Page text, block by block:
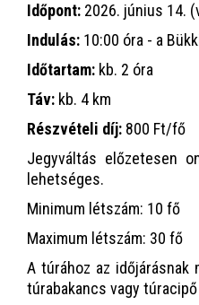
Időpont: 2026. június 14.
Indulás: 10:00 óra - a
Időtartam: kb. 2 óra
Táv: kb. 4 km
Részvételi díj: 800 Ft/fő
Jegyváltás előzetesen
lehetséges.
Minimum létszám: 10 fő
Maximum létszám: 30 fő
A túrához az időjárásnak
túrabakancs vagy